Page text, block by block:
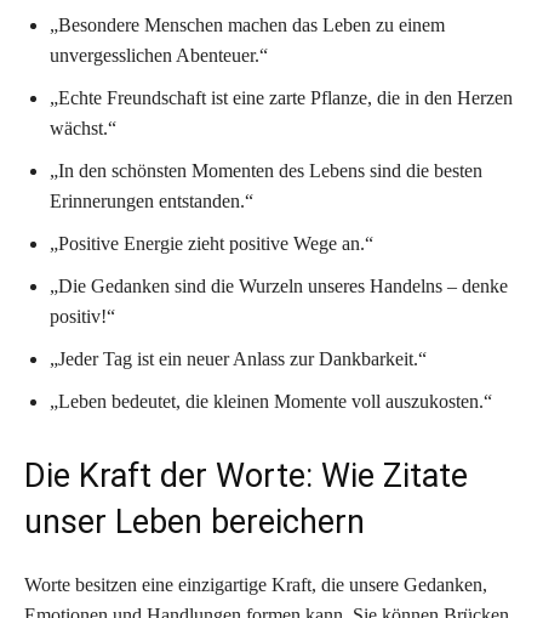
„Besondere Menschen machen das Leben zu einem
unvergesslichen Abenteuer.“
„Echte Freundschaft ist eine zarte Pflanze, die in den Herzen
wächst.“
„In den schönsten Momenten des Lebens sind die besten
Erinnerungen entstanden.“
„Positive Energie zieht positive Wege an.“
„Die Gedanken sind die Wurzeln unseres Handelns – denke
positiv!“
„Jeder Tag ist ein neuer Anlass zur Dankbarkeit.“
„Leben bedeutet, die kleinen Momente voll auszukosten.“
Die Kraft der Worte: Wie Zitate
unser Leben bereichern
Worte besitzen eine einzigartige Kraft, die unsere Gedanken,